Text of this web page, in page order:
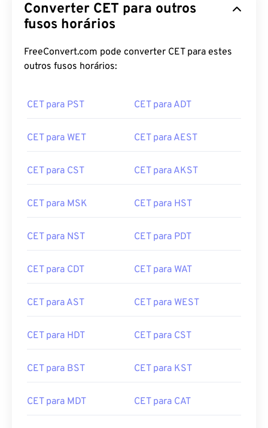
Converter CET para outros
fusos horários
FreeConvert.com pode converter CET para estes
outros fusos horários:
CET para PST CET para ADT
CET para WET CET para AEST
CET para CST CET para AKST
CET para MSK CET para HST
CET para NST CET para PDT
CET para CDT CET para WAT
CET para AST CET para WEST
CET para HDT CET para CST
CET para BST CET para KST
CET para MDT CET para CAT